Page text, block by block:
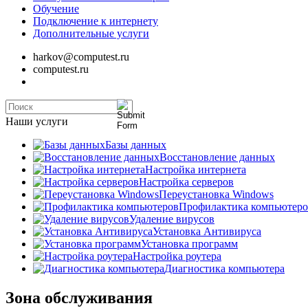
Обучение
Подключение к интернету
Дополнительные услуги
harkov@computest.ru
computest.ru
Наши услуги
Базы данных
Восстановление данных
Настройка интернета
Настройка серверов
Переустановка Windows
Профилактика
Удаление вирусов
Установка Антивируса
Установка программ
Настройка роутера
Диагностика компьютера
Зона обслуживания